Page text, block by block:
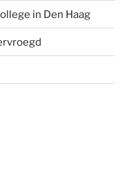
in Den Haag